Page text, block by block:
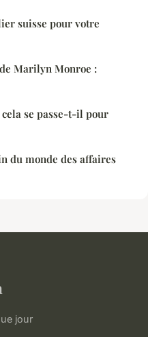
suisse pour votre
Marilyn Monroe :
se passe-t-il pour
du monde des affaires
jour